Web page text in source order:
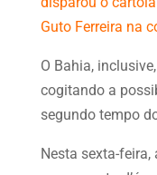
Guto Ferreira na
O Bahia,
cogitando a
segundo tempo
Nesta sexta-feira,